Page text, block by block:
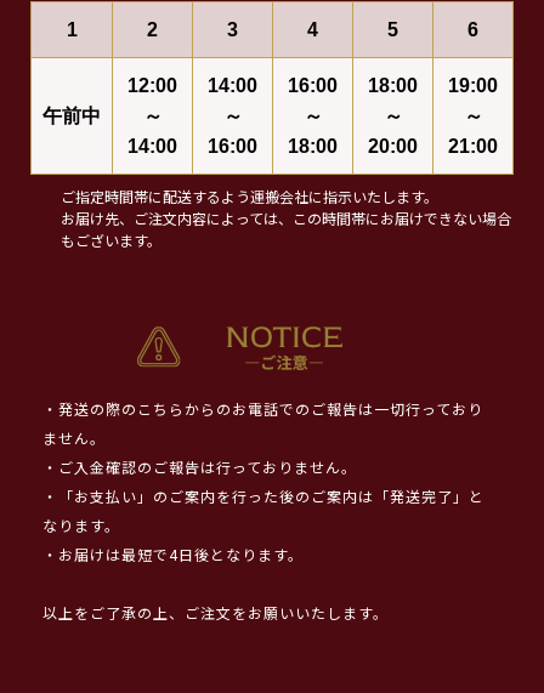
1 2 3 4 5 6
午前中
12:00
～
14:00
14:00
～
16:00
16:00
～
18:00
18:00
～
20:00
19:00
～
21:00
ご指定時間帯に配送するよう運搬会社に指示いたします。
お届け先、ご注文内容によっては、この時間帯にお届けできない場合
もございます。
・発送の際のこちらからのお電話でのご報告は一切行っており
ません。
・ご入金確認のご報告は行っておりません。
・「お支払い」のご案内を行った後のご案内は「発送完了」と
なります。
・お届けは最短で4日後となります。
以上をご了承の上、ご注文をお願いいたします。